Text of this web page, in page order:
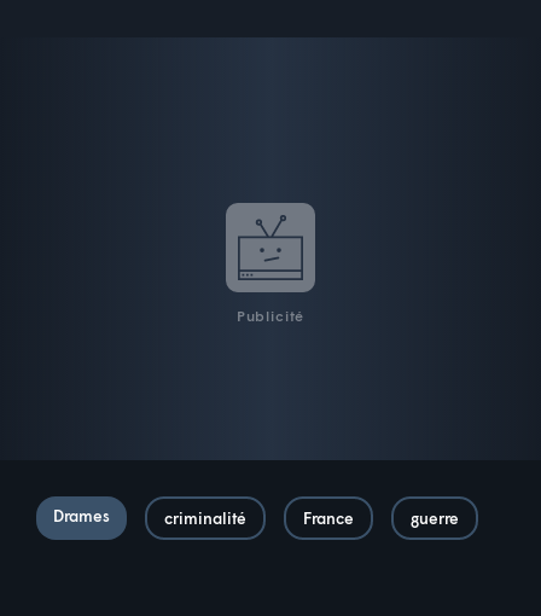
Publicité
Drames criminalité France guerre